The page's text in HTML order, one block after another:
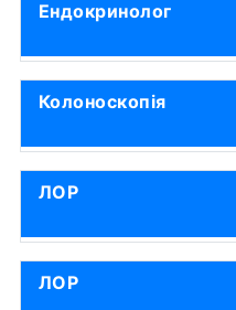
Ендокринолог
Колоноскопія
ЛОР
ЛОР